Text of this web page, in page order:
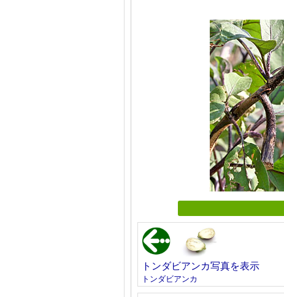
トンダビアンカ写真を表示
トンダビアンカ